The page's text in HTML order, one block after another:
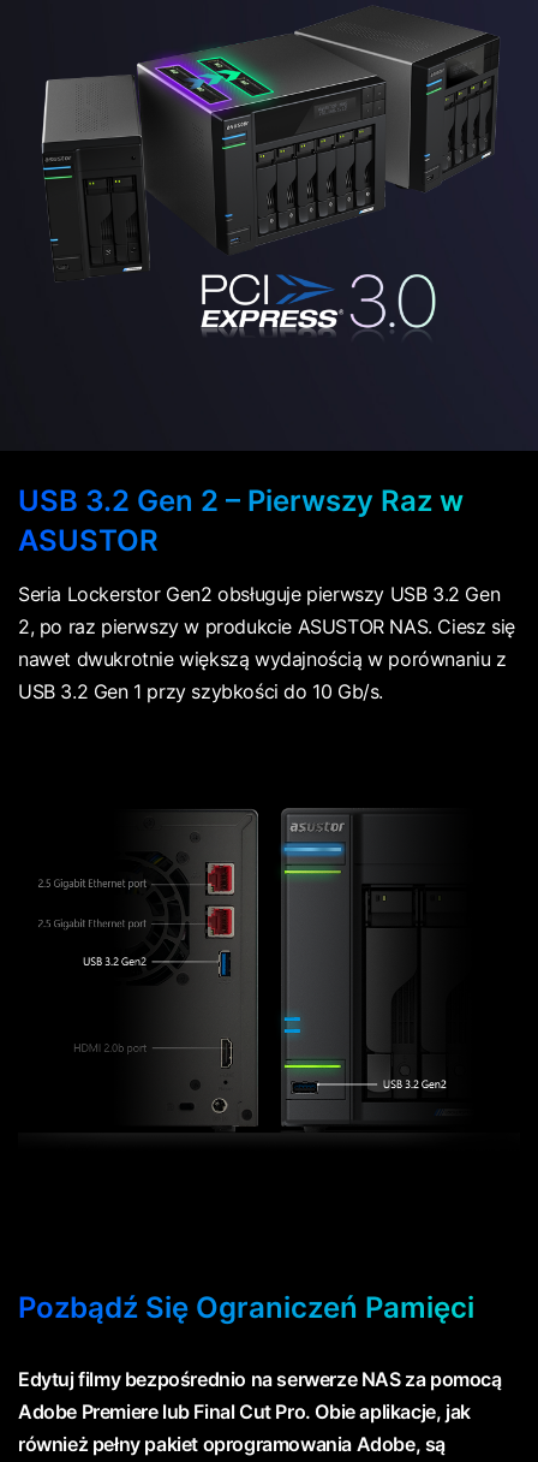
USB 3.2 Gen 2 – Pierwszy Raz w
ASUSTOR
Seria Lockerstor Gen2 obsługuje pierwszy USB 3.2 Gen
2, po raz pierwszy w produkcie ASUSTOR NAS. Ciesz się
nawet dwukrotnie większą wydajnością w porównaniu z
USB 3.2 Gen 1 przy szybkości do 10 Gb/s.
Pozbądź Się Ograniczeń Pamięci
Edytuj filmy bezpośrednio na serwerze NAS za pomocą
Adobe Premiere lub Final Cut Pro. Obie aplikacje, jak
również pełny pakiet oprogramowania Adobe, są